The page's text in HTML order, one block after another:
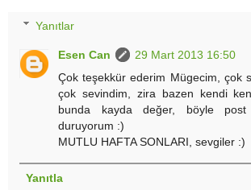
Yanıtlar
Esen Can
29 Mart 2013 16:50
Çok teşekkür ederim Mügecim, çok
çok sevindim, zira bazen kendi
bunda kayda değer, böyle
duruyorum :)
MUTLU HAFTA SONLARI, sevgiler :)
Yanıtla